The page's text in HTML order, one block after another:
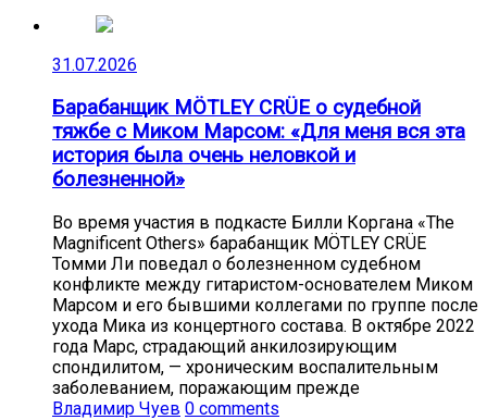
31.07.2026
Барабанщик MÖTLEY CRÜE о судебной
тяжбе с Миком Марсом: «Для меня вся эта
история была очень неловкой и
болезненной»
Во время участия в подкасте Билли Коргана «The
Magnificent Others» барабанщик MÖTLEY CRÜE
Томми Ли поведал о болезненном судебном
конфликте между гитаристом-основателем Миком
Марсом и его бывшими коллегами по группе после
ухода Мика из концертного состава. В октябре 2022
года Марс, страдающий анкилозирующим
спондилитом, — хроническим воспалительным
заболеванием, поражающим прежде
Владимир Чуев 0 comments